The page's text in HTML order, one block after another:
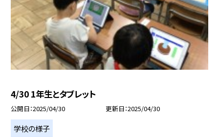
4/30 1年生とタブレット
公開日 2025/04/30 更新日 2025/04/30
学校の様子